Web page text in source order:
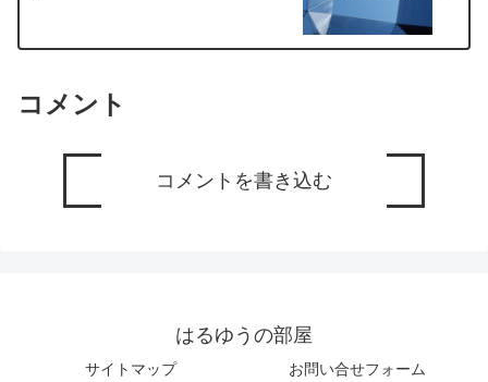
コメント
コメントを書き込む
はるゆうの部屋
サイトマップ
お問い合せフォーム